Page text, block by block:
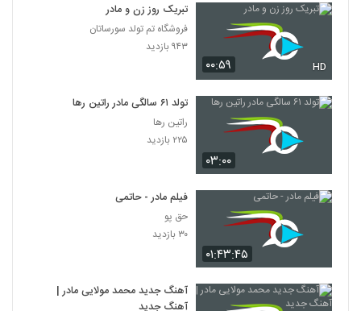
۰۰:۵۹ HD
تبریک روز زن و مادر
فروشگاه تم تولد سورساتان
۹۴۳ بازدید
۰۳:۰۰
تولد ۶۱ سالگی مادر راتین رها
راتین رها
۲۲۵ بازدید
۰۱:۴۳:۴۵
فیلم مادر - حاتمی
حق پو
۳۰ بازدید
آهنگ جدید محمد مولایی مادر |
آهنگ جدید